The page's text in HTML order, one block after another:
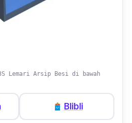
x 46 x 183 cm ini juga
Lemari Arsip Besi di bawah
Blibli